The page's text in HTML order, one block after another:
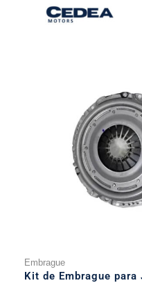
Embrague
Kit de Embrague para